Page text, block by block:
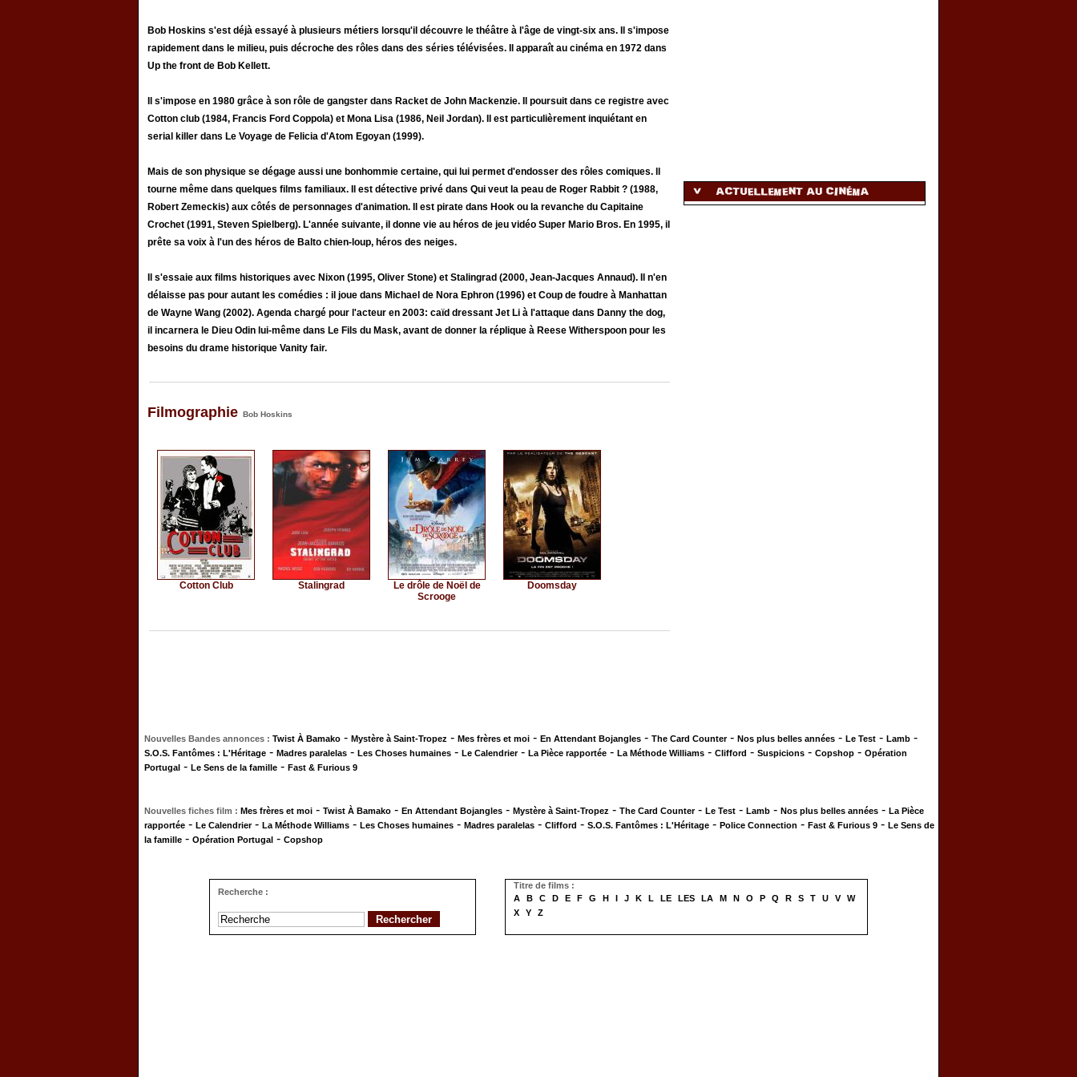
Bob Hoskins s'est déjà essayé à plusieurs métiers lorsqu'il découvre le théâtre à l'âge de vingt-six ans. Il s'impose
rapidement dans le milieu, puis décroche des rôles dans des séries télévisées. Il apparaît au cinéma en 1972 dans
Up the front de Bob Kellett.
Il s'impose en 1980 grâce à son rôle de gangster dans Racket de John Mackenzie. Il poursuit dans ce registre avec
Cotton club (1984, Francis Ford Coppola) et Mona Lisa (1986, Neil Jordan). Il est particulièrement inquiétant en
serial killer dans Le Voyage de Felicia d'Atom Egoyan (1999).
Mais de son physique se dégage aussi une bonhommie certaine, qui lui permet d'endosser des rôles comiques. ll
tourne même dans quelques films familiaux. Il est détective privé dans Qui veut la peau de Roger Rabbit ? (1988,
Robert Zemeckis) aux côtés de personnages d'animation. Il est pirate dans Hook ou la revanche du Capitaine
Crochet (1991, Steven Spielberg). L'année suivante, il donne vie au héros de jeu vidéo Super Mario Bros. En 1995, il
prête sa voix à l'un des héros de Balto chien-loup, héros des neiges.
Il s'essaie aux films historiques avec Nixon (1995, Oliver Stone) et Stalingrad (2000, Jean-Jacques Annaud). Il n'en
délaisse pas pour autant les comédies : il joue dans Michael de Nora Ephron (1996) et Coup de foudre à Manhattan
de Wayne Wang (2002). Agenda chargé pour l'acteur en 2003: caïd dressant Jet Li à l'attaque dans Danny the dog,
il incarnera le Dieu Odin lui-même dans Le Fils du Mask, avant de donner la réplique à Reese Witherspoon pour les
besoins du drame historique Vanity fair.
Filmographie Bob Hoskins
Cotton Club Stalingrad
Le drôle de Noël de
Scrooge
Doomsday
Nouvelles Bandes annonces : Twist À Bamako - Mystère à Saint-Tropez - Mes frères et moi - En Attendant Bojangles - The Card Counter- Nos plus belles années - Le Test - Lamb -
S.O.S. Fantômes : L'Héritage - Madres paralelas - Les Choses humaines - Le Calendrier- La Pièce rapportée - La Méthode Williams - Clifford - Suspicions - Copshop - Opération
Portugal - Le Sens de la famille - Fast & Furious 9
Nouvelles fiches film : Mes frères et moi - Twist À Bamako - En Attendant Bojangles - Mystère à Saint-Tropez - The Card Counter- Le Test - Lamb - Nos plus belles années - La Pièce
rapportée - Le Calendrier- La Méthode Williams - Les Choses humaines - Madres paralelas - Clifford - S.O.S. Fantômes : L'Héritage - Police Connection - Fast & Furious 9 - Le Sens de
la famille - Opération Portugal - Copshop
Recherche :
Titre de films :
A
B C D E F G H I J K L LE LES LA M N O P Q R S T U V
W
X
Y Z